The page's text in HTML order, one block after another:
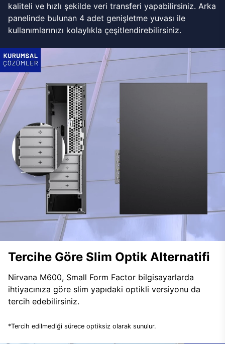
kaliteli ve hızlı şekilde veri transferi yapabilirsiniz. Arka
panelinde bulunan 4 adet genişletme yuvası ile
kullanımlarınızı kolaylıkla çeşitlendirebilirsiniz.
Tercihe Göre Slim Optik Alternatifi
Nirvana M600, Small Form Factor bilgisayarlarda
ihtiyacınıza göre slim yapıdaki optikli versiyonu da
tercih edebilirsiniz.
*Tercih edilmediği sürece optiksiz olarak sunulur.